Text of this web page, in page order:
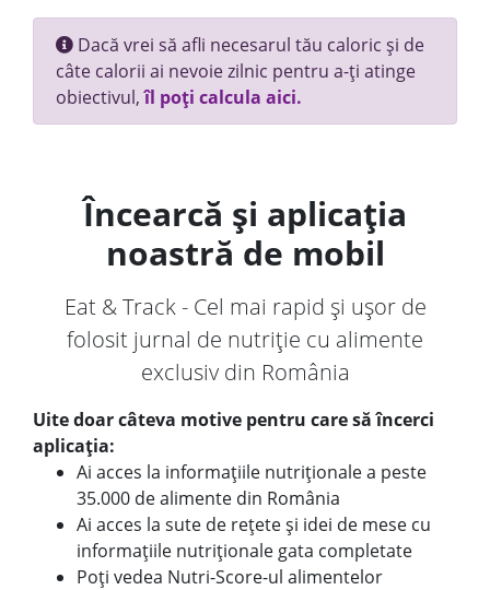
Dacă vrei să afli necesarul tău caloric și de
câte calorii ai nevoie zilnic pentru a-ți atinge
obiectivul,îl poți calcula aici.
Încearcă și aplicația
noastră de mobil
Eat & Track - Cel mai rapid și ușor de
folosit jurnal de nutriție cu alimente
exclusiv din România
Uite doar câteva motive pentru care să încerci
aplicația:
Ai acces la informațiile nutriționale a peste
35.000 de alimente din România
Ai acces la sute de rețete și idei de mese cu
informațiile nutriționale gata completate
Poți vedea Nutri-Score-ul alimentelor